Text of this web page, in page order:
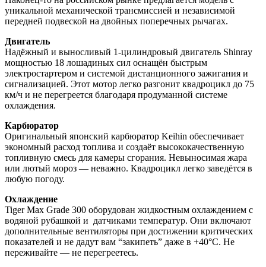
уникальной механической трансмиссией и независимой
передней подвеской на двойных поперечных рычагах.
Двигатель
Надёжный и выносливый 1-цилиндровый двигатель Shinray
мощностью 18 лошадиных сил оснащён быстрым
электростартером и системой дистанционного зажигания и
сигнализацией. Этот мотор легко разгонит квадроцикл до 75
км/ч и не перегреется благодаря продуманной системе
охлаждения.
Карбюратор
Оригинальный японский карбюратор Keihin обеспечивает
экономный расход топлива и создаёт высококачественную
топливную смесь для камеры сгорания. Невыносимая жара
или лютый мороз — неважно. Квадроцикл легко заведётся в
любую погоду.
Охлаждение
Tiger Max Grade 300 оборудован жидкостным охлаждением с
водяной рубашкой и датчиками температур. Они включают
дополнительные вентиляторы при достижении критических
показателей и не дадут вам “закипеть” даже в +40°C. Не
переживайте — не перегреетесь.